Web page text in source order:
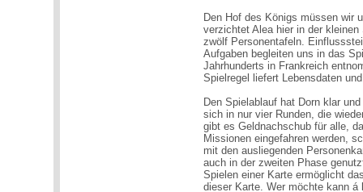
Den Hof des Königs müssen wir
verzichtet Alea hier in der
zwölf Personentafeln.
Aufgaben begleiten uns in das
Jahrhunderts in Frankreich
Spielregel liefert Lebensdaten
Den Spielablauf hat Dorn klar
sich in nur vier Runden, die
gibt es Geldnachschub für alle,
Missionen eingefahren werden,
mit den ausliegenden
auch in der zweiten Phase
Spielen einer Karte ermöglicht
dieser Karte. Wer möchte kann